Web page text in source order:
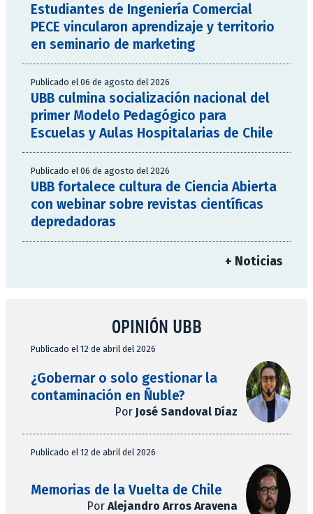
Estudiantes de Ingeniería Comercial
PECE vincularon aprendizaje y territorio
en seminario de marketing
Publicado el 06 de agosto del 2026
UBB culmina socialización nacional del
primer Modelo Pedagógico para
Escuelas y Aulas Hospitalarias de Chile
Publicado el 06 de agosto del 2026
UBB fortalece cultura de Ciencia Abierta
con webinar sobre revistas científicas
depredadoras
+ Noticias
OPINIÓN UBB
Publicado el 12 de abril del 2026
¿Gobernar o solo gestionar la
contaminación en Ñuble?
Por José Sandoval Díaz
Publicado el 12 de abril del 2026
Memorias de la Vuelta de Chile
Por Alejandro Arros Aravena